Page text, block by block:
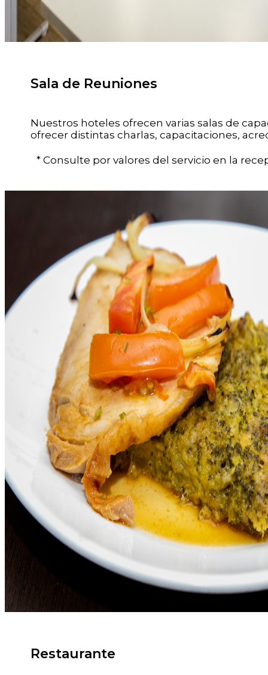
Sala de Reuniones
Nuestros hoteles ofrecen varias salas de
ofrecer distintas charlas, capacitaciones,
* Consulte por valores del servicio en la
Restaurante